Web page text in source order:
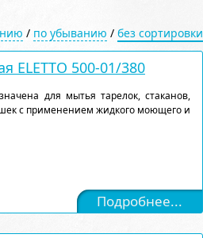
/ по убыванию / без сортировки
ELETTO 500-01/380
для мытья тарелок, стаканов,
с применением жидкого моющего и
Подробнее...